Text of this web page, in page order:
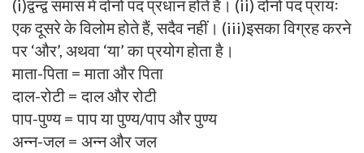
(i)द्वन्द्व समास में दोनों पद प्रधान होते हैं। (ii) दोनों पद प्रायः
एक दूसरे के विलोम होते हैं, सदैव नहीं। (iii)इसका विग्रह करने
पर ‘और’, अथवा ‘या’ का प्रयोग होता है।
माता-पिता = माता और पिता
दाल-रोटी = दाल और रोटी
पाप-पुण्य = पाप या पुण्य/पाप और पुण्य
अन्न-जल = अन्न और जल